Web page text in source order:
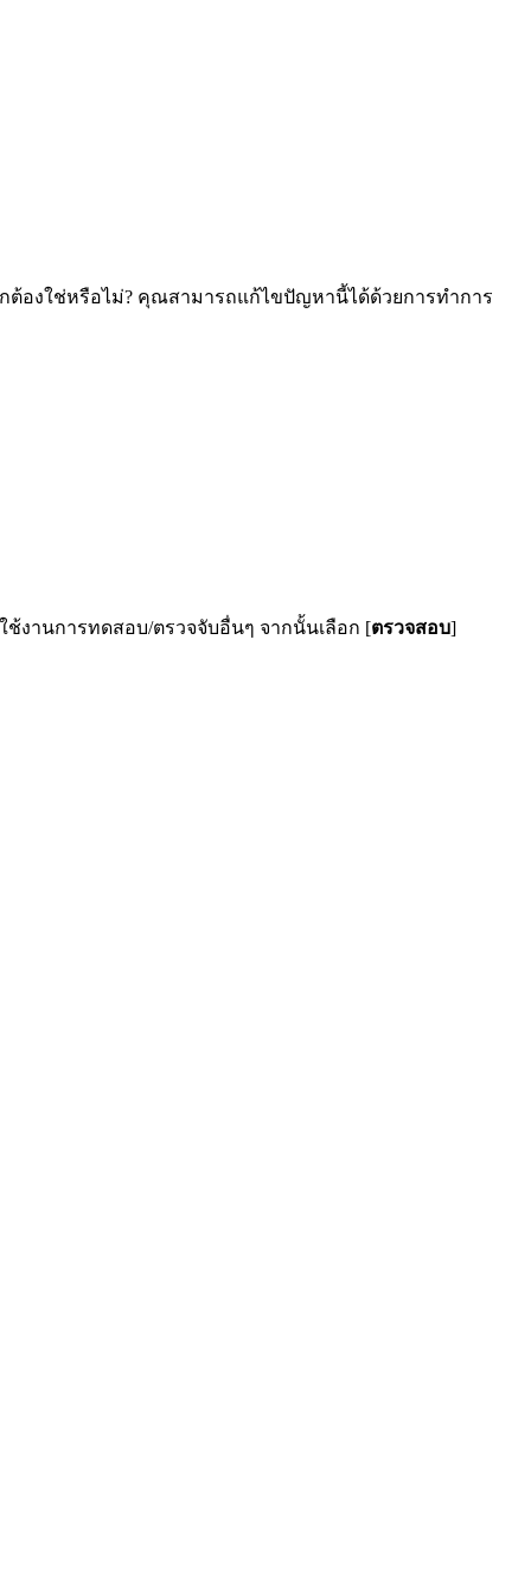
องใช่หรือไม่? คุณสามารถแก้ไขปัญหานี้ได้ด้วยการทำการ
ช้งานการทดสอบ/ตรวจจับอื่นๆ จากนั้นเลือก [ตรวจสอบ]